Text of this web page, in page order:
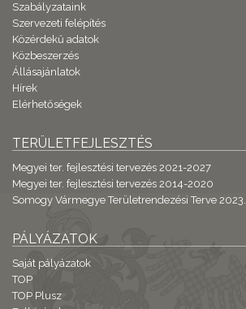
Szabályzataink
Szervezeti felépítés
Közérdekű adatok
Közbeszerzés
Állásajánlatok
Hírek
Elérhetőségek
TERÜLETFEJLESZTÉS
Megyei ter. fejlesztési tervezés 2021-2027
Megyei ter. fejlesztési tervezés 2014-2020
Somogy Vármegye Területrendezési Terve 2023.
PÁLYÁZATOK
Saját pályázatok
TOP
TOP Plusz